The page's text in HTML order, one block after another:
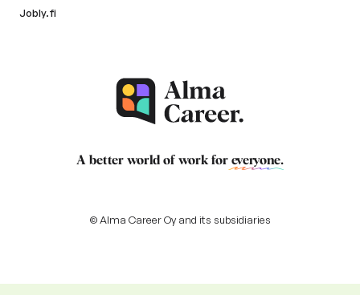
Jobly.fi
A better world of work for everyone.
© Alma Career Oy and its subsidiaries